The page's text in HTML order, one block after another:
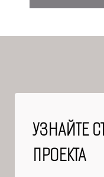
УЗНАЙТЕ
ПРОЕКТА